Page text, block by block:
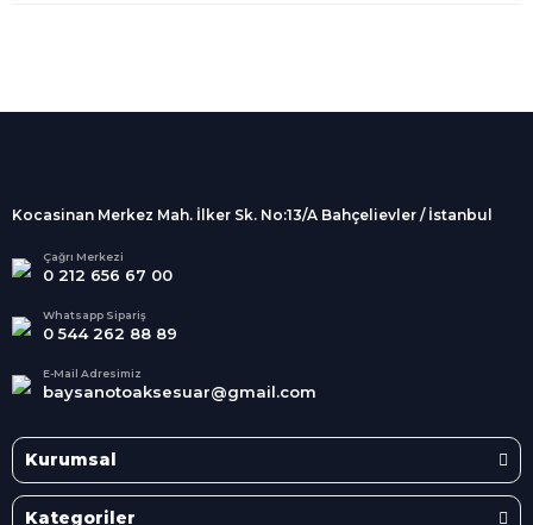
Alışveriş
kargolanmaktadır.
Tüm Kredi Kartlarına taksit
seçenekleri
Kocasinan Merkez Mah. İlker Sk. No:13/A Bahçelievler / İstanbul
Çağrı Merkezi
0 212 656 67 00
Whatsapp Sipariş
0 544 262 88 89
E-Mail Adresimiz
baysanotoaksesuar@gmail.com
Kurumsal
Kategoriler